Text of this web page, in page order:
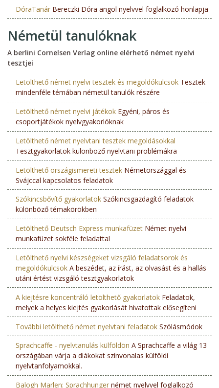
DóraTanárBereczki Dóra angol nyelvvel foglalkozó honlapja
Németül tanulóknak
A berlini Cornelsen Verlag online elérhető német nyelvi
tesztjei
Letölthető német nyelvi tesztek és megoldókulcsokTesztek
mindenféle témában németül tanulók részére
Letölthető német nyelvi játékokEgyéni, páros és
csoportjátékok nyelvgyakorlóknak
Letölthető német nyelvtani tesztek megoldásokkal
Tesztgyakorlatok különböző nyelvtani problémákra
Letölthető országismereti tesztekNémetországgal és
Svájccal kapcsolatos feladatok
Szókincsbővítő gyakorlatokSzókincsgazdagító feladatok
különböző témakörökben
Letölthető Deutsch Express munkafüzetNémet nyelvi
munkafüzet sokféle feladattal
Letölthető nyelvi készségeket vizsgáló feladatsorok és
megoldókulcsokA beszédet, az írást, az olvasást és a hallás
utáni értést vizsgáló tesztgyakorlatok
A kiejtésre koncentráló letölthető gyakorlatok Feladatok,
melyek a helyes kiejtés gyakorlását hivatottak elősegíteni
További letölthető német nyelvtani feladatokSzólásmódok
Sprachcaffe - nyelvtanulás külföldön A Sprachcaffe a világ 13
országában várja a diákokat színvonalas külföldi
nyelvtanfolyamokkal.
Balogh Marlen: Sprachhungernémet nyelvvel foglalkozó